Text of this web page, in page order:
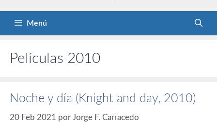
Menú
Películas 2010
Noche y día (Knight and day, 2010)
20 Feb 2021 por Jorge F. Carracedo